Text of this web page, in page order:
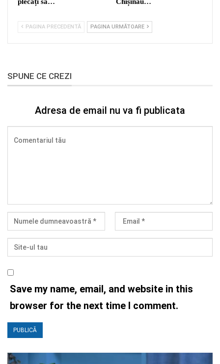
PAGINA PRECEDENTĂ PAGINA URMĂTOARE
SPUNE CE CREZI
Adresa de email nu va fi publicata
Save my name, email, and website in this
browser for the next time I comment.